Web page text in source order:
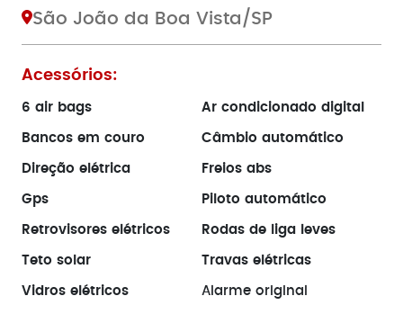
São João da Boa Vista/SP
Acessórios:
6 air bags Ar condicionado digital
Bancos em couro Câmbio automático
Direção elétrica Freios abs
Gps Piloto automático
Retrovisores elétricos Rodas de liga leves
Teto solar Travas elétricas
Vidros elétricos Alarme original